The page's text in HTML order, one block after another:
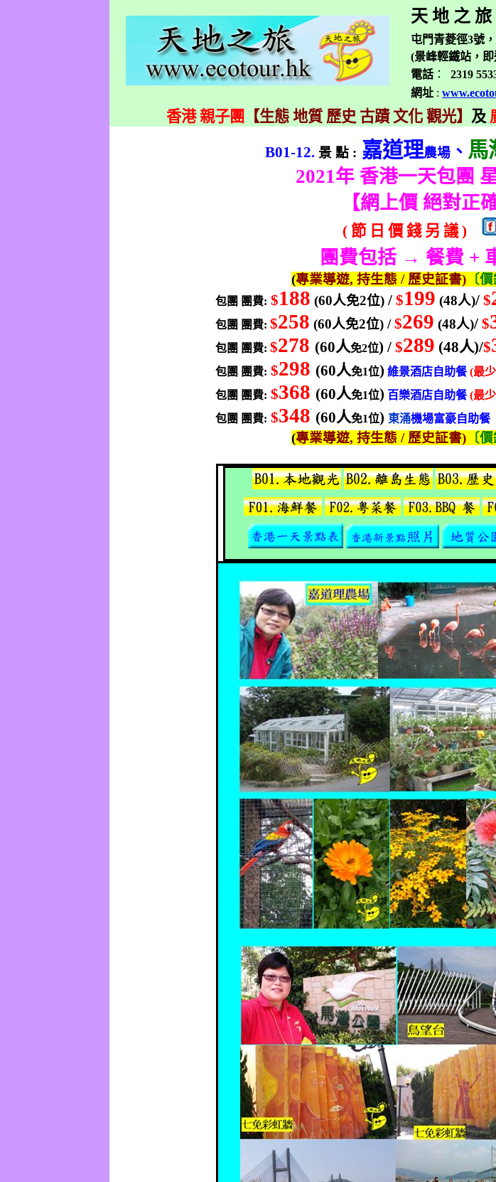
天 地 之 旅
屯門青菱徑3號
(景峰輕鐵站，
電話 ： 2319
網址 :
香港 親子團 【生態 地質 歷史 古蹟 文化 觀光】 及
B01-12. 景 點 : 嘉道理農場、 馬
2021年 香港一天包團
【網上價 絕對正
( 節 日 價 錢 另 議)
團費包括 → 餐費 +
(專業導遊, 持生態 / 歷史証書)〔價
包團 團費: $188 (60人免2位)/$199 (48人)/$
包團 團費:$258 (60人免2位) / $269 (48人)/$
包團 團費:$278 (60人免2位) /$289 (48人)/$
包團 團費: $298 (60人免1位) 維景酒店自助餐(最少
包團 團費: $368 (60人免1位) 百樂酒店自助餐(最少
包團 團費: $348 (60人免1位) 東涌機場富豪自助餐
(專業導遊, 持生態 / 歷史証書)〔價